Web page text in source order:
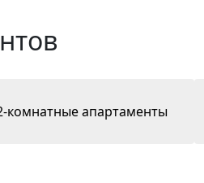
комнатные апартаменты